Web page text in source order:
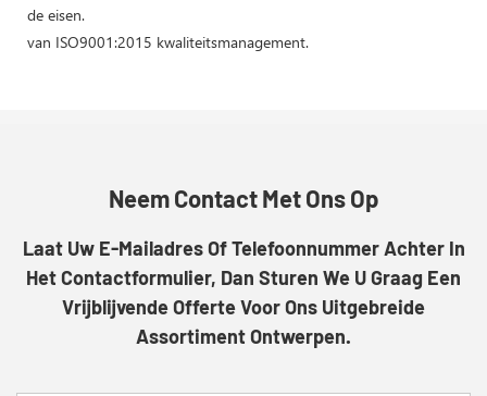
de eisen.
van ISO9001:2015 kwaliteitsmanagement.
Neem Contact Met Ons Op
Laat Uw E-Mailadres Of Telefoonnummer Achter In
Het Contactformulier, Dan Sturen We U Graag Een
Vrijblijvende Offerte Voor Ons Uitgebreide
Assortiment Ontwerpen.